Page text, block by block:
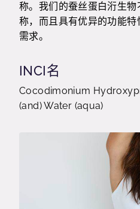
称。我们的蚕丝蛋白洐生
称，而且具有优异的功能
需求。
INCI名
Cocodimonium
(and) Water (aqua)